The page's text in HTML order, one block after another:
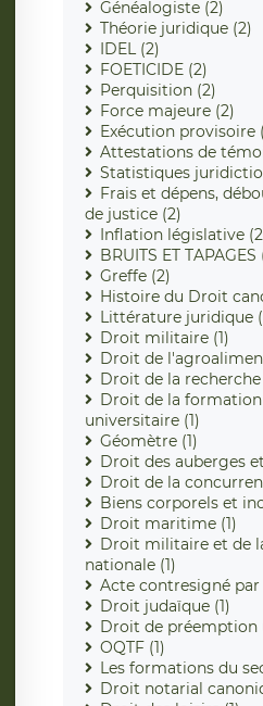
Généalogiste (2)
Théorie juridique (2)
IDEL (2)
FOETICIDE (2)
Perquisition (2)
Force majeure (2)
Exécution provisoire
Attestations de
Statistiques
Frais et dépens,
de justice (2)
Inflation législative
BRUITS ET TAPAGES
Greffe (2)
Histoire du Droit
Littérature juridique
Droit militaire (1)
Droit de
Droit de la recherche
Droit de la
universitaire (1)
Géomètre (1)
Droit des auberges
Droit de la
Biens corporels et
Droit maritime (1)
Droit militaire et de
nationale (1)
Acte contresigné par
Droit judaïque (1)
Droit de préemption
OQTF (1)
Les formations du
Droit notarial